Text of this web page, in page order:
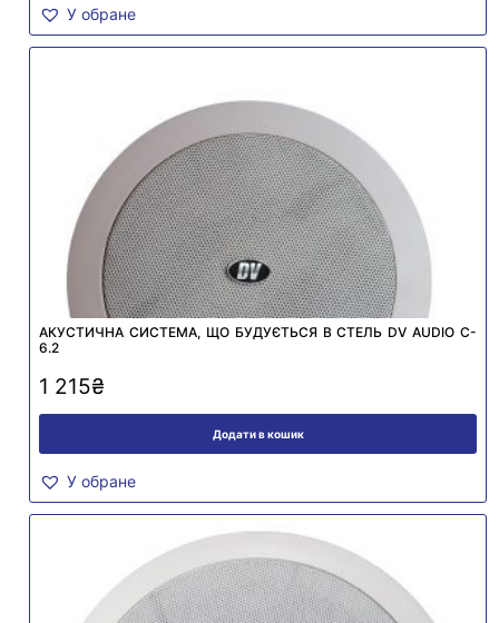
У обране
АКУСТИЧНА СИСТЕМА, ЩО БУДУЄТЬСЯ В СТЕЛЬ DV AUDIO C-
6.2
1 215₴
Додати в кошик
У обране